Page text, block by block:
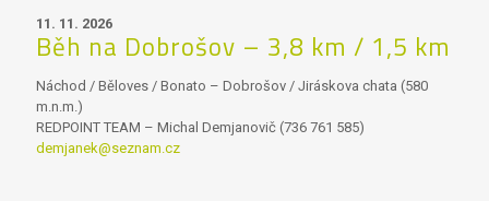
11. 11. 2026
Běh na Dobrošov – 3,8 km / 1,5 km
Náchod / Běloves / Bonato – Dobrošov / Jiráskova chata (580
m.n.m.)
REDPOINT TEAM – Michal Demjanovič (736 761 585)
demjanek@seznam.cz